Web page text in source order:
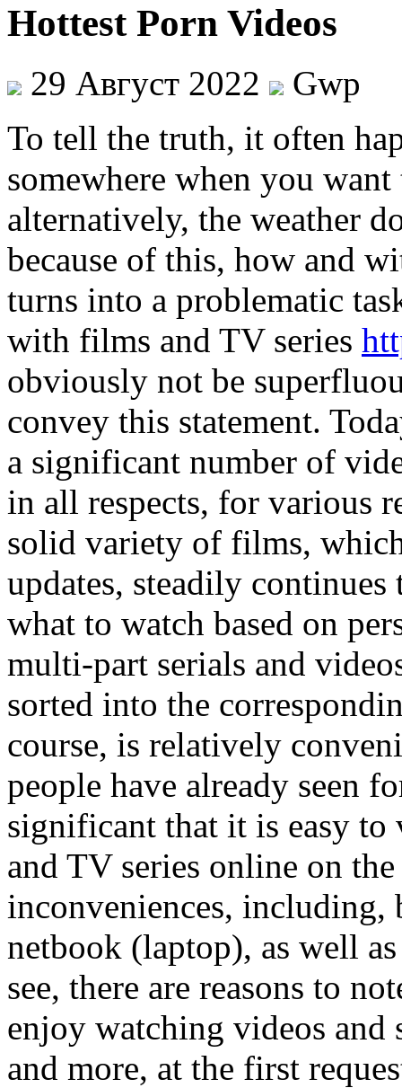
Hottest Porn Videos
29 Август 2022
Gwp
To tell the truth, it often
somewhere when you
alternatively, the weather
because of this, how and
turns into a problematic
with films and TV series
obviously not be
convey this statement.
a significant number of
in all respects, for various
solid variety of films,
updates, steadily
what to watch based on
multi-part serials and
sorted into the
course, is relatively
people have already seen
significant that it is easy
and TV series online on
inconveniences, including,
netbook (laptop), as well
see, there are reasons to
enjoy watching videos and
and more, at the first